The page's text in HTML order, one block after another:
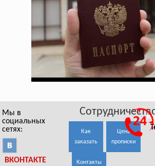
Мы в
социальных
сетях:
ВКОНТАКТЕ
Как
заказать
Цена
прописки
Контакты